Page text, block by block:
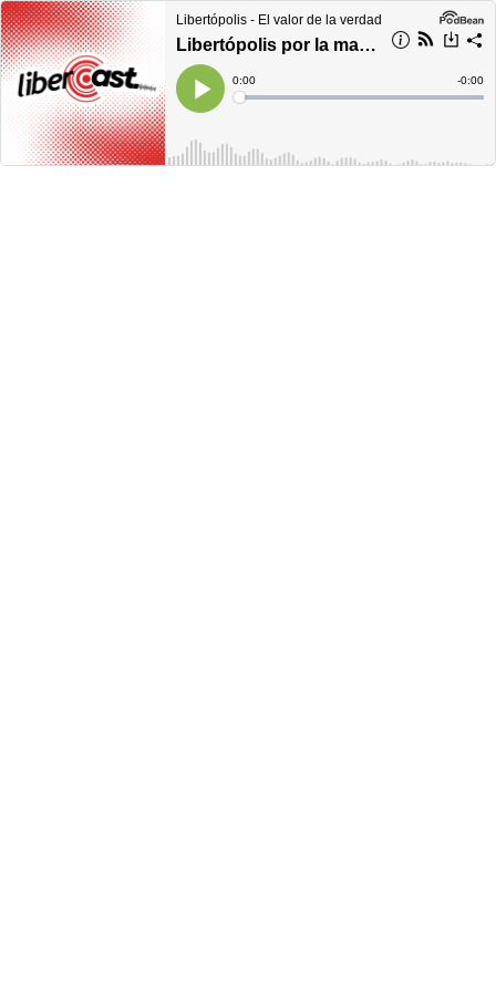
Libertópolis - El valor de la verdad
Libertópolis por la mañana, viernes 16 de diciembre de 2022
Play
Current
Time
0:00
Loaded:
Time
-0:00